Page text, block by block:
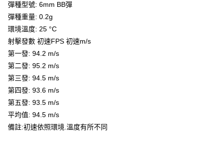
客戶支援中心」https://netprotections.freshdesk.com/support/home
【注意事項】
１．透過由恩沛科技股份有限公司提供之「AFTEE先享後付」服務完成之交
易，需依本服務之必要範圍內提供個人資料，並將交易相關給付款項請求債
權轉讓予恩沛科技股份有限公司。
https://aftee.tw/terms/#terms3
３．未成年的使用者請事先徵得法定代理人或監護人之同意方可使用
「AFTEE先享後付」，若未經同意申辦者引起之損失，本公司不負相關責
任。
４．使用「AFTEE先享後付」時，將依據個別帳號之用戶狀況，依本公司即
時審查核予不同之上限額度；若仍有額度不足之情形，本公司將視審查結果
請求用戶進行身份認證。
５．嚴禁一人註冊多個帳號或使用他人資訊註冊。若發現惡意使用之情形，
新竹物流
每筆NT$200，滿NT$2,000(含以上)免運費
宅配
每筆NT$400
貨到付款-黑貓
國家/地區配送
彈種型號: 6mm BB彈
彈種重量: 0.2g
環境溫度: 25 °C
射擊發數 初速FPS 初速m/s
第一發: 94.2 m/s
第二發: 95.2 m/s
第三發: 94.5 m/s
第四發: 93.6 m/s
第五發: 93.5 m/s
平均值: 94.5 m/s
備註:初速依照環境.溫度有所不同